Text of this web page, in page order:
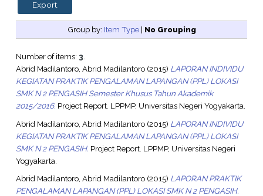
Group by: Item Type| No Grouping
Number of items: 3.
Abrid Madilantoro, Abrid Madilantoro(2015) LAPORAN INDIVIDU
KEGIATAN PRAKTIK PENGALAMAN LAPANGAN (PPL) LOKASI
SMK N 2 PENGASIH Semester Khusus Tahun Akademik
2015/2016. Project Report. LPPMP, Universitas Negeri Yogyakarta.
Abrid Madilantoro, Abrid Madilantoro(2015) LAPORAN INDIVIDU
KEGIATAN PRAKTIK PENGALAMAN LAPANGAN (PPL) LOKASI
SMK N 2 PENGASIH. Project Report. LPPMP, Universitas Negeri
Yogyakarta.
Abrid Madilantoro, Abrid Madilantoro(2015) LAPORAN PRAKTIK
PENGALAMAN LAPANGAN (PPL) LOKASI SMK N 2 PENGASIH.